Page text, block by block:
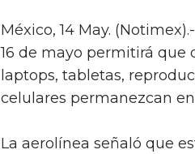
México, 14 May.
16 de mayo permitirá que
laptops, tabletas,
celulares permanezcan
La aerolínea señaló que